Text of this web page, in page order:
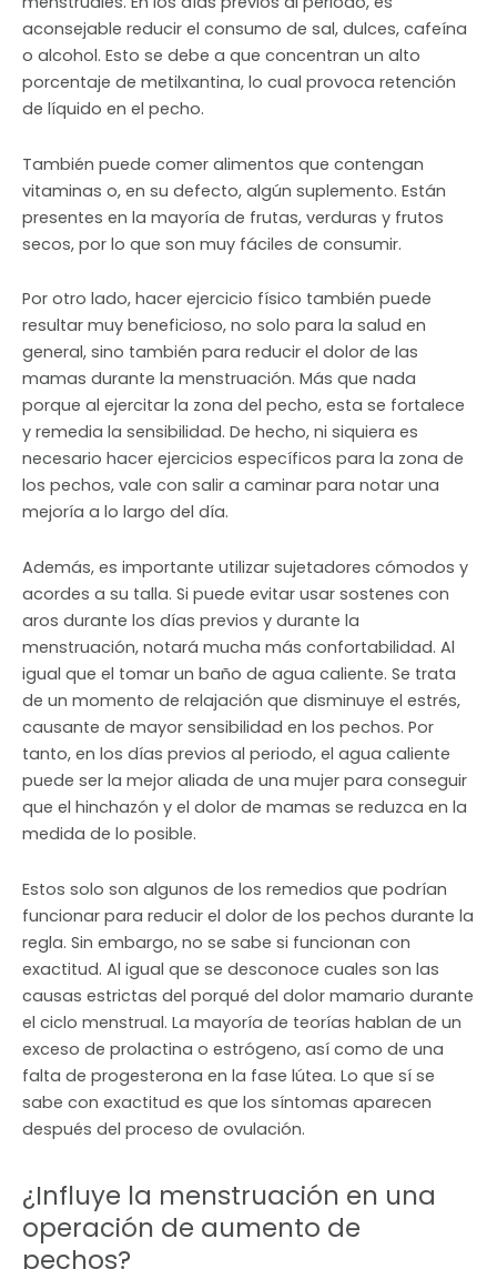
aconsejable reducir el consumo de sal, dulces, cafeína
o alcohol. Esto se debe a que concentran un alto
porcentaje de metilxantina, lo cual provoca retención
de líquido en el pecho.
También puede comer alimentos que contengan
vitaminas o, en su defecto, algún suplemento. Están
presentes en la mayoría de frutas, verduras y frutos
secos, por lo que son muy fáciles de consumir.
Por otro lado, hacer ejercicio físico también puede
resultar muy beneficioso, no solo para la salud en
general, sino también para reducir el dolor de las
mamas durante la menstruación. Más que nada
porque al ejercitar la zona del pecho, esta se fortalece
y remedia la sensibilidad. De hecho, ni siquiera es
necesario hacer ejercicios específicos para la zona de
los pechos, vale con salir a caminar para notar una
mejoría a lo largo del día.
Además, es importante utilizar sujetadores cómodos y
acordes a su talla. Si puede evitar usar sostenes con
aros durante los días previos y durante la
menstruación, notará mucha más confortabilidad. Al
igual que el tomar un baño de agua caliente. Se trata
de un momento de relajación que disminuye el estrés,
causante de mayor sensibilidad en los pechos. Por
tanto, en los días previos al periodo, el agua caliente
puede ser la mejor aliada de una mujer para conseguir
que el hinchazón y el dolor de mamas se reduzca en la
medida de lo posible.
Estos solo son algunos de los remedios que podrían
funcionar para reducir el dolor de los pechos durante la
regla. Sin embargo, no se sabe si funcionan con
exactitud. Al igual que se desconoce cuales son las
causas estrictas del porqué del dolor mamario durante
el ciclo menstrual. La mayoría de teorías hablan de un
exceso de prolactina o estrógeno, así como de una
falta de progesterona en la fase lútea. Lo que sí se
sabe con exactitud es que los síntomas aparecen
después del proceso de ovulación.
¿Influye la menstruación en una
operación de aumento de
pechos?